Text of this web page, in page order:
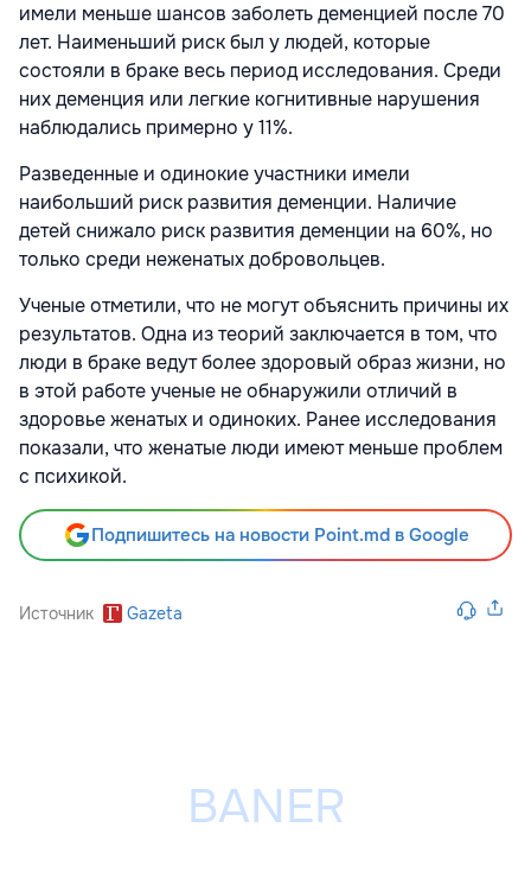
имели меньше шансов заболеть деменцией после 70
лет. Наименьший риск был у людей, которые
состояли в браке весь период исследования. Среди
них деменция или легкие когнитивные нарушения
наблюдались примерно у 11%.
Разведенные и одинокие участники имели
наибольший риск развития деменции. Наличие
детей снижало риск развития деменции на 60%, но
только среди неженатых добровольцев.
Ученые отметили, что не могут объяснить причины их
результатов. Одна из теорий заключается в том, что
люди в браке ведут более здоровый образ жизни, но
в этой работе ученые не обнаружили отличий в
здоровье женатых и одиноких. Ранее исследования
показали, что женатые люди имеют меньше проблем
с психикой.
Подпишитесь на новости Point.md в Google
Источник Gazeta